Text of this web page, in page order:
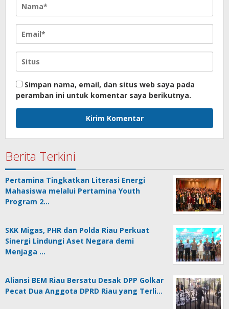
Simpan nama, email, dan situs web saya pada
peramban ini untuk komentar saya berikutnya.
Berita Terkini
Pertamina Tingkatkan Literasi Energi
Mahasiswa melalui Pertamina Youth
Program 2…
SKK Migas, PHR dan Polda Riau Perkuat
Sinergi Lindungi Aset Negara demi
Menjaga …
Aliansi BEM Riau Bersatu Desak DPP Golkar
Pecat Dua Anggota DPRD Riau yang Terli…